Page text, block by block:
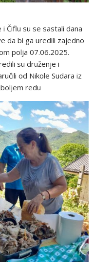
Čiflu su se sastali dana
da bi ga uredili zajedno
polja 07.06.2025.
su druženje i
od Nikole Sudara iz
redu